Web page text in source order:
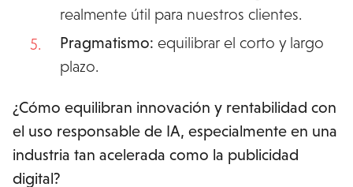
realmente útil para nuestros clientes.
Pragmatismo: equilibrar el corto y largo
plazo.
¿Cómo equilibran innovación y rentabilidad con
el uso responsable de IA, especialmente en una
industria tan acelerada como la publicidad
digital?